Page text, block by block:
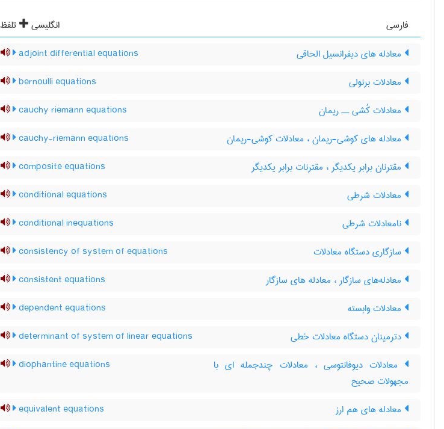
فارسی انگلیسی
تلفظ
معادله های دیفرانسیل الحاقی
adjoint differential equations
معادلات برنولی bernoulli equations
معادلات کُشی ــ ریمان cauchy riemann equations
معادله های کوشی-ریمان ، معادلات کوشی-ریمان cauchy-riemann equations
مقترنان برابر یکدیگر ، مقترنات برابر یکدیگر composite equations
معادلات شرطی conditional equations
نامعادلات شرطی conditional inequations
سازگاری دستگاه معادلات consistency of system of equations
معادله‌های سازگار ، معادله های سازگار consistent equations
معادلات وابسته dependent equations
دترمینان دستگاه معادلات خطی determinant of system of linear equations
معادلات دیوفانتوسی ، معادلات چندجمله ای با
مجهولات صحیح
diophantine equations
معادله های هم ارز equivalent equations